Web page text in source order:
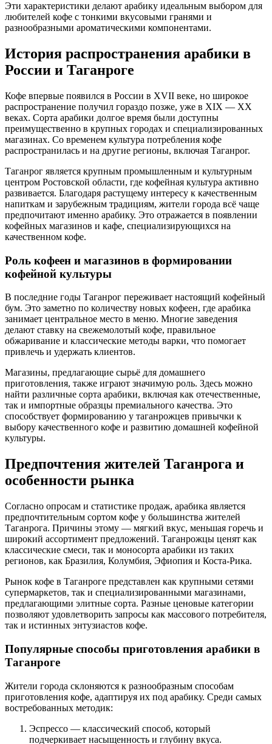
Эти характеристики делают арабику идеальным выбором для
любителей кофе с тонкими вкусовыми гранями и
разнообразными ароматическими компонентами.
История распространения арабики в
России и Таганроге
Кофе впервые появился в России в XVII веке, но широкое
распространение получил гораздо позже, уже в XIX — XX
веках. Сорта арабики долгое время были доступны
преимущественно в крупных городах и специализированных
магазинах. Со временем культура потребления кофе
распространилась и на другие регионы, включая Таганрог.
Таганрог является крупным промышленным и культурным
центром Ростовской области, где кофейная культура активно
развивается. Благодаря растущему интересу к качественным
напиткам и зарубежным традициям, жители города всё чаще
предпочитают именно арабику. Это отражается в появлении
кофейных магазинов и кафе, специализирующихся на
качественном кофе.
Роль кофеен и магазинов в формировании
кофейной культуры
В последние годы Таганрог переживает настоящий кофейный
бум. Это заметно по количеству новых кофеен, где арабика
занимает центральное место в меню. Многие заведения
делают ставку на свежемолотый кофе, правильное
обжаривание и классические методы варки, что помогает
привлечь и удержать клиентов.
Магазины, предлагающие сырьё для домашнего
приготовления, также играют значимую роль. Здесь можно
найти различные сорта арабики, включая как отечественные,
так и импортные образцы премиального качества. Это
способствует формированию у таганрожцев привычки к
выбору качественного кофе и развитию домашней кофейной
культуры.
Предпочтения жителей Таганрога и
особенности рынка
Согласно опросам и статистике продаж, арабика является
предпочтительным сортом кофе у большинства жителей
Таганрога. Причины этому — мягкий вкус, меньшая горечь и
широкий ассортимент предложений. Таганрожцы ценят как
классические смеси, так и моносорта арабики из таких
регионов, как Бразилия, Колумбия, Эфиопия и Коста-Рика.
Рынок кофе в Таганроге представлен как крупными сетями
супермаркетов, так и специализированными магазинами,
предлагающими элитные сорта. Разные ценовые категории
позволяют удовлетворить запросы как массового потребителя,
так и истинных энтузиастов кофе.
Популярные способы приготовления арабики в
Таганроге
Жители города склоняются к разнообразным способам
приготовления кофе, адаптируя их под арабику. Среди самых
востребованных методик:
Эспрессо — классический способ, который
подчеркивает насыщенность и глубину вкуса.